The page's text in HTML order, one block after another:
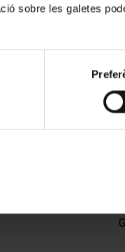
sobre les galetes